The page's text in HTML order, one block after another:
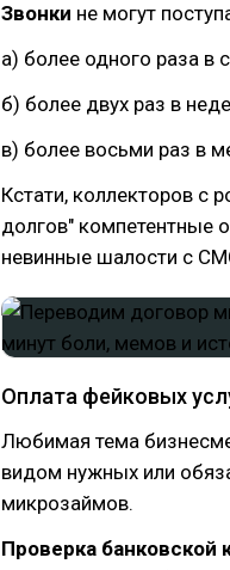
Звонки не могут
а) более одного раза в
б) более двух раз в
в) более восьми раз в
Кстати, коллекторов с
долгов" компетентные
невинные шалости с
Оплата фейковых
Любимая тема
видом нужных или
микрозаймов.
Проверка банковской